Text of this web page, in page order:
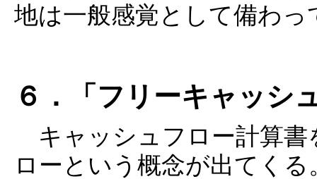
地は一般感覚として備わ
６．「フリーキャッシ
キャッシュフロー計算書
ローという概念が出てく